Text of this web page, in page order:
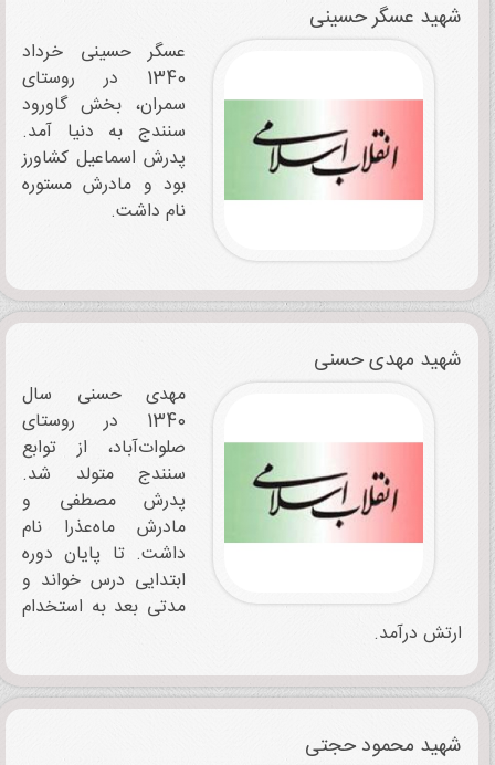
شهید عسگر حسینی
عسگر حسینی خرداد
1340 در روستای
سمران، بخش گاورود
سنندج به ‌دنیا آمد.
پدرش اسماعیل کشاورز
بود و مادرش مستوره
نام‌ داشت.
شهید مهدی حسنی
مهدی حسنی سال
1340 در روستای
صلوات‌آباد، از توابع
سنندج متولد شد.
پدرش مصطفی و
مادرش ماه‌عذرا نام
‌داشت. تا پایان دوره
ابتدایی درس خواند و
مدتی بعد به استخدام
ارتش درآمد.
شهید محمود حجتی